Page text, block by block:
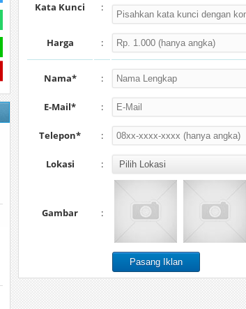
Kata Kunci :
Harga :
Nama* :
E-Mail* :
Telepon* :
Lokasi :
Gambar :